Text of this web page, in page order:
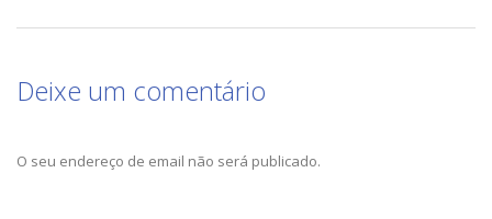
Deixe um comentário
O seu endereço de email não será publicado.